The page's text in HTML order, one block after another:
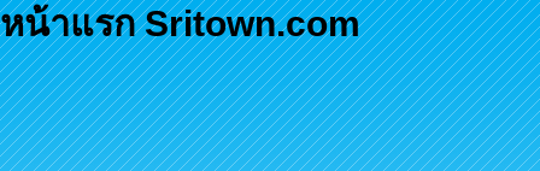
หน้าแรก Sritown.com